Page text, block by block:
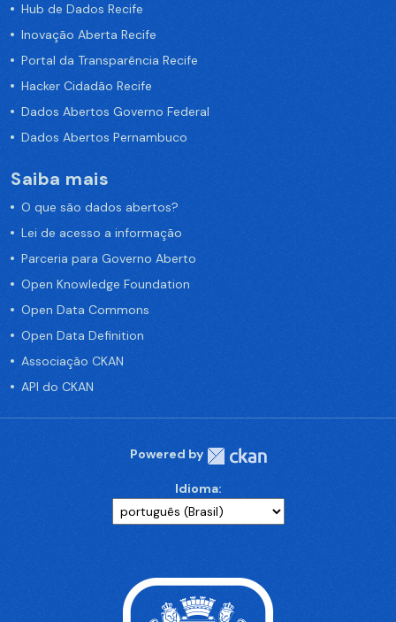
Hub de Dados Recife
Inovação Aberta Recife
Portal da Transparência Recife
Hacker Cidadão Recife
Dados Abertos Governo Federal
Dados Abertos Pernambuco
Saiba mais
O que são dados abertos?
Lei de acesso a informação
Parceria para Governo Aberto
Open Knowledge Foundation
Open Data Commons
Open Data Definition
Associação CKAN
API do CKAN
Powered by
Idioma